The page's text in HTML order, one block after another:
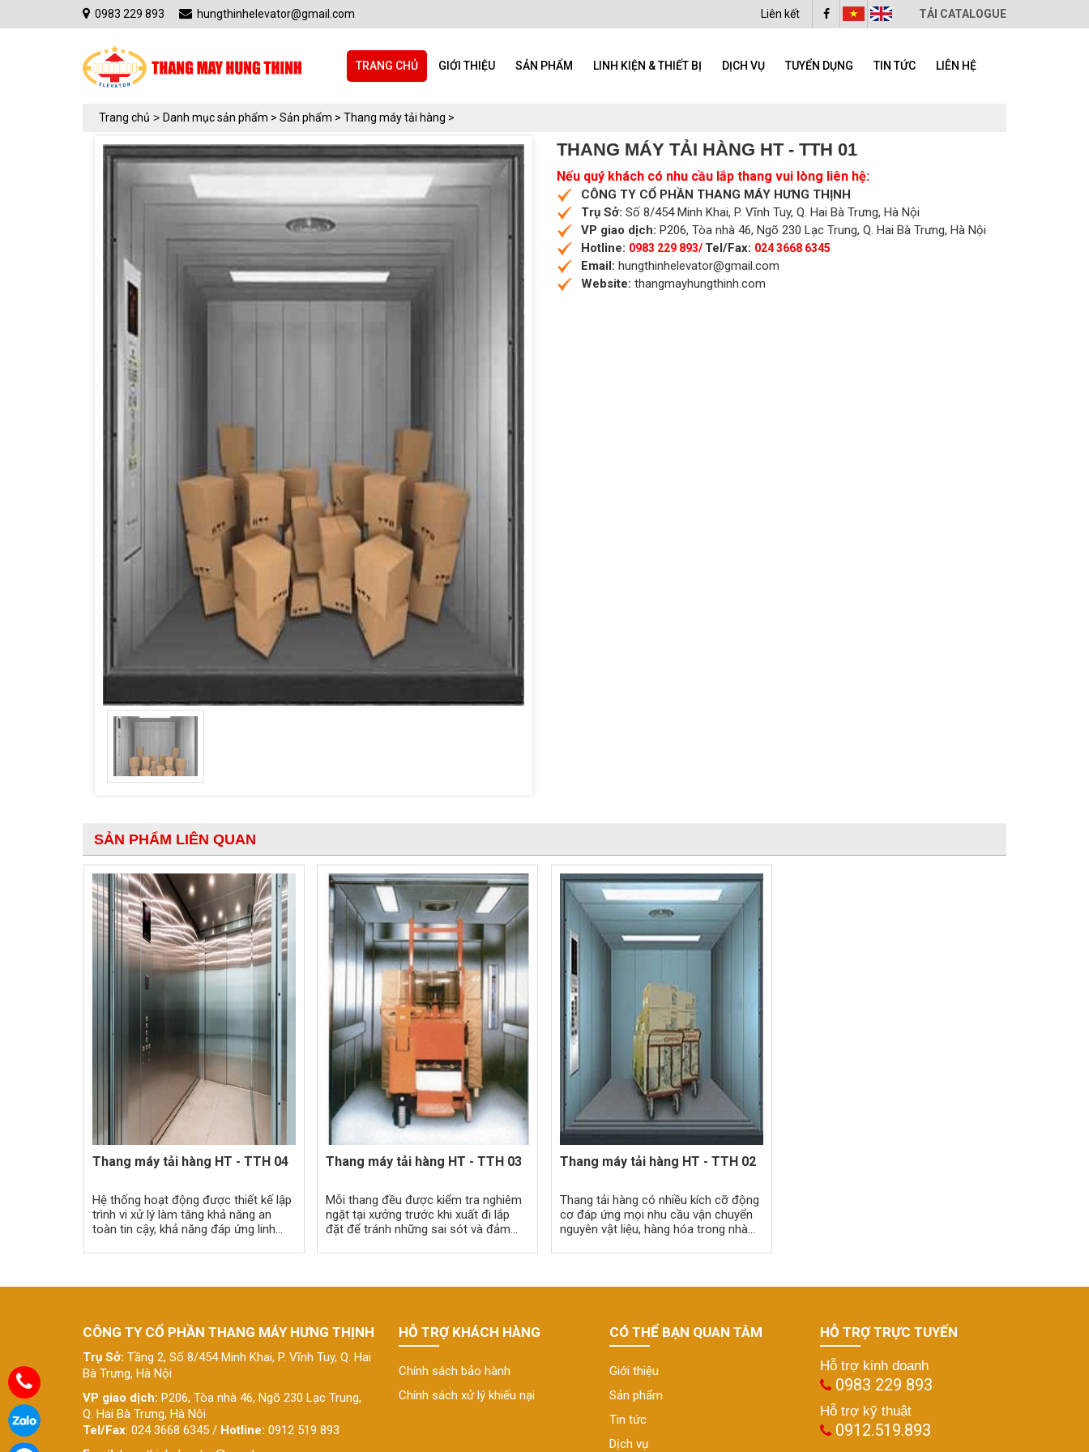
0983 229 893 hungthinhelevator@gmail.com TẢI CATALOGUE
Liên kết
TRANG CHỦ GIỚI THIỆU SẢN PHẨM LINH KIỆN & THIẾT BỊ DỊCH VỤ TUYỂN DỤNG TIN TỨC LIÊN HỆ
Trang chủ > Danh mục sản phẩm > Sản phẩm > Thang máy tải hàng >
THANG MÁY TẢI HÀNG HT - TTH 01
Nếu quý khách có nhu cầu lắp thang vui lòng liên hệ:
CÔNG TY CỔ PHẦN THANG MÁY HƯNG THỊNH
Trụ Sở: Số 8/454 Minh Khai, P. Vĩnh Tuy, Q. Hai Bà Trưng, Hà Nội
VP giao dịch: P206, Tòa nhà 46, Ngõ 230 Lạc Trung, Q. Hai Bà Trưng, Hà Nội
Hotline: 0983 229 893/ Tel/Fax: 024 3668 6345
Email: hungthinhelevator@gmail.com
Website: thangmayhungthinh.com
SẢN PHẨM LIÊN QUAN
Thang máy tải hàng HT - TTH 04
Hệ thống hoạt động được thiết kế lập
trình vi xử lý làm tăng khả năng an
toàn tin cậy, khả năng đáp ứng linh
nhau ở các nhà máy
Thang máy tải hàng HT - TTH 03
Mỗi thang đều được kiểm tra nghiêm
ngặt tại xưởng trước khi xuất đi lắp
đặt để tránh những sai sót và đảm
thang máy.
Thang máy tải hàng HT - TTH 02
Thang tải hàng có nhiều kích cỡ động
cơ đáp ứng mọi nhu cầu vận chuyển
nguyên vật liệu, hàng hóa trong nhà
quá kích cỡ
CÔNG TY CỔ PHẦN THANG MÁY HƯNG THỊNH
Trụ Sở: Tầng 2, Số 8/454 Minh Khai, P. Vĩnh Tuy, Q. Hai
Bà Trưng, Hà Nội
VP giao dịch: P206, Tòa nhà 46, Ngõ 230 Lạc Trung,
Q. Hai Bà Trưng, Hà Nội
Tel/Fax: 024 3668 6345 / Hotline: 0912 519 893
HỖ TRỢ KHÁCH HÀNG
Chính sách bảo hành
Chính sách xử lý khiếu nại
CÓ THỂ BẠN QUAN TÂM
Giới thiệu
Sản phẩm
Tin tức
Dịch vụ
HỖ TRỢ TRỰC TUYẾN
Hỗ trợ kinh doanh
0983 229 893
Hỗ trợ kỹ thuật
0912.519.893